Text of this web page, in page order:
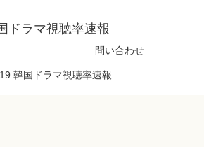
ドラマ視聴率速報
問い合わせ
韓国ドラマ視聴率速報.